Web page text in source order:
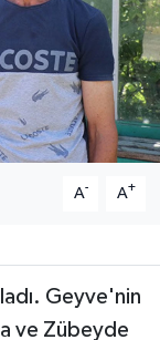
A- A+
Geyve'nin
ve Zübeyde